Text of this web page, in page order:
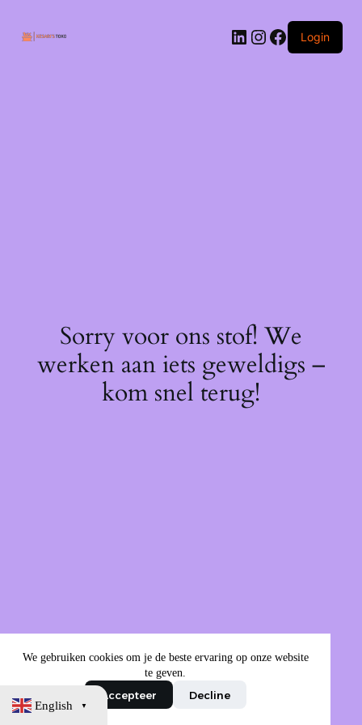
We gebruiken cookies om je de beste ervaring op onze website
te geven.
Accepteer Decline
LinkedIn
Instagram
Facebook
Login
Sorry voor ons stof! We
werken aan iets geweldigs –
kom snel terug!
English ▼